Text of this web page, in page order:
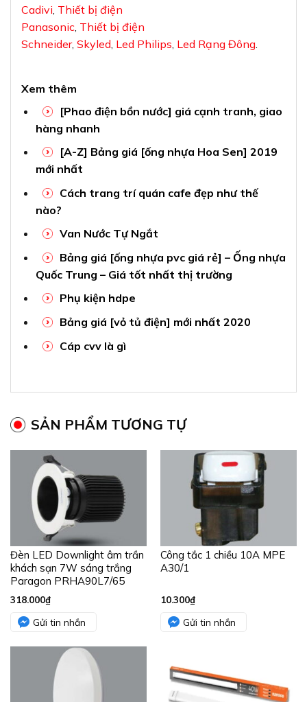
Cadivi Thiết bị điện
Panasonic Thiết bị điện
Schneider, Skyled Led Philips Led Rạng Đông
Xem thêm
[Phao điện bồn nước] giá cạnh tranh, giao
hàng nhanh
[A-Z] Bảng giá [ống nhựa Hoa Sen] 2019
mới nhất
Cách trang trí quán cafe đẹp như thế
nào?
Van Nước Tự Ngắt
Bảng giá [ống nhựa pvc giá rẻ] – Ống nhựa
Quốc Trung – Giá tốt nhất thị trường
Phụ kiện hdpe
Bảng giá [vỏ tủ điện] mới nhất 2020
Cáp cvv là gì
SẢN PHẨM TƯƠNG TỰ
Đèn LED Downlight âm trần
khách sạn 7W sáng trắng
Paragon PRHA90L7/65
318.000₫
Gửi tin nhắn
Công tắc 1 chiều 10A MPE
A30/1
10.300₫
Gửi tin nhắn